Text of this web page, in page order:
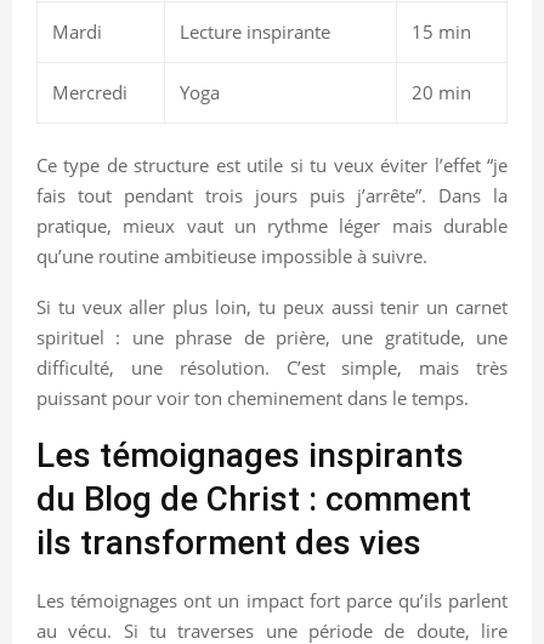
Mardi Lecture inspirante 15 min
Mercredi Yoga 20 min
Ce type de structure est utile si tu veux éviter l’effet “je
fais tout pendant trois jours puis j’arrête”. Dans la
pratique, mieux vaut un rythme léger mais durable
qu’une routine ambitieuse impossible à suivre.
Si tu veux aller plus loin, tu peux aussi tenir un carnet
spirituel : une phrase de prière, une gratitude, une
difficulté, une résolution. C’est simple, mais très
puissant pour voir ton cheminement dans le temps.
Les témoignages inspirants
du Blog de Christ : comment
ils transforment des vies
Les témoignages ont un impact fort parce qu’ils parlent
au vécu. Si tu traverses une période de doute, lire